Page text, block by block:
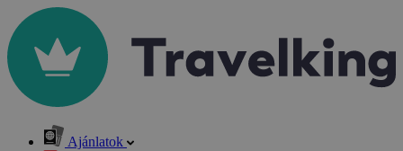
Ajánlatok